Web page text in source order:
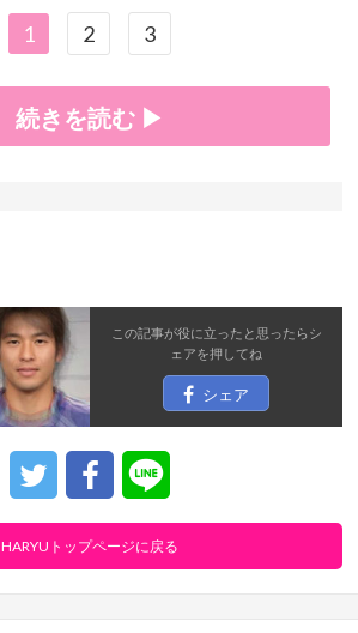
1 2 3
続きを読む ▶
この記事が役に立ったと思ったらシ
ェアを押してね
シェア
HARYUトップページに戻る